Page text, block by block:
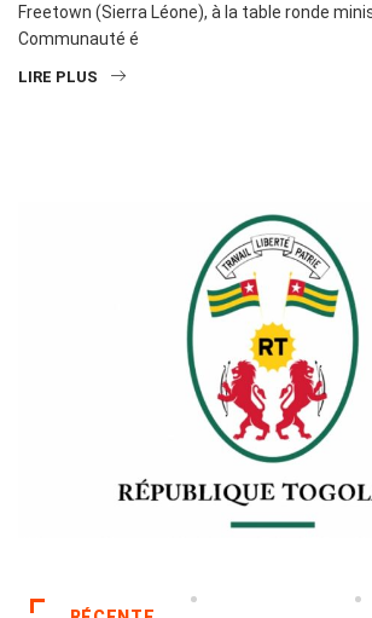
Freetown (Sierra Léone), à la table ronde
Communauté é
LIRE PLUS